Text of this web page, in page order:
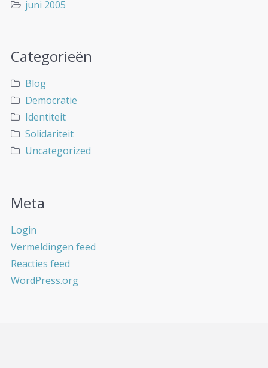
juni 2005
Categorieën
Blog
Democratie
Identiteit
Solidariteit
Uncategorized
Meta
Login
Vermeldingen feed
Reacties feed
WordPress.org